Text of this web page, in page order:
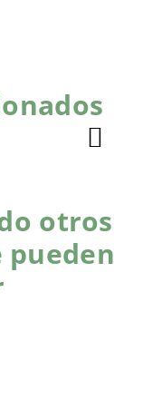
otros